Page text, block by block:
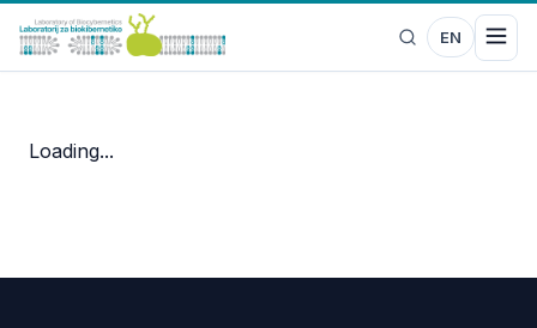
EN
Loading...